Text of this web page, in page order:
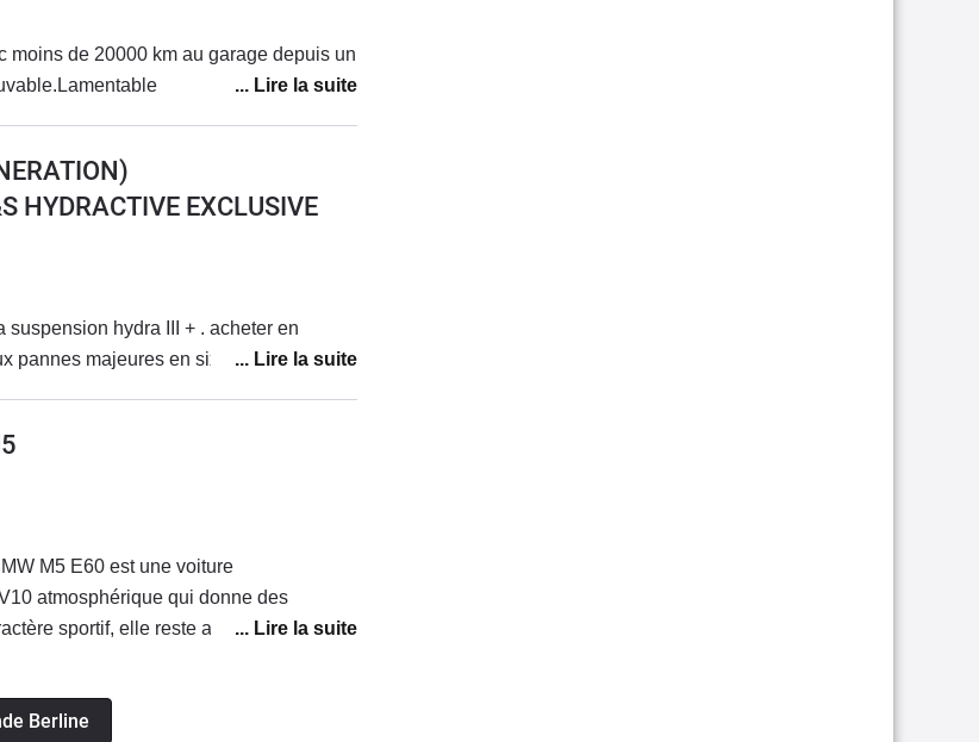
moins de 20000 km au garage depuis un
HYDRACTIVE EXCLUSIVE
hydra III + . acheter en
a 85000Kms et deux pannes majeures en six mois .
M5 E60 est une voiture
atmosphérique qui donne des
sportif, elle reste agréable à utiliser
cette voiture.La consommation réelle
Berline